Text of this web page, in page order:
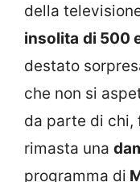
della
insolita di 500
destato
che non si
da parte di chi,
rimasta una
programma di